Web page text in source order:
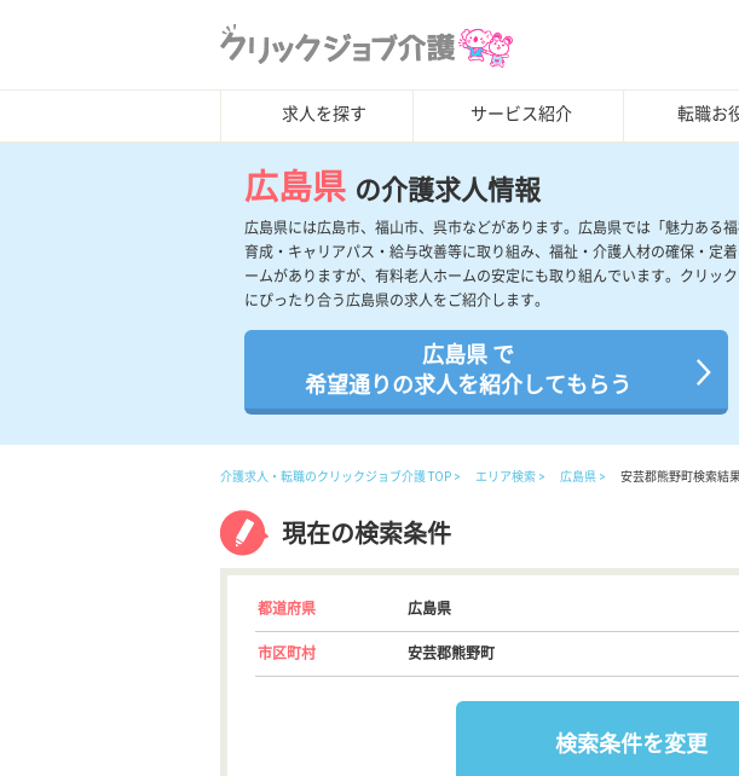
求人を探す サービス紹介 転職お
広島県 の介護求人情報
広島県には広島市、福山市、呉市などがあります。広島県では「魅力ある
育成・キャリアパス・給与改善等に取り組み、福祉・介護人材の確保・定
ームがありますが、有料老人ホームの安定にも取り組んでいます。クリッ
にぴったり合う広島県の求人をご紹介します。
広島県 で
希望通りの求人を紹介してもらう
介護求人・転職のクリックジョブ介護 TOP エリア検索 広島県 安芸郡熊野町検索結
現在の検索条件
都道府県 広島県
市区町村 安芸郡熊野町
検索条件を変更